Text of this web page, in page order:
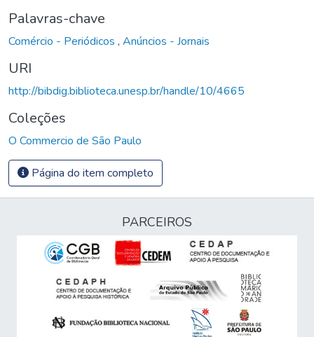
Palavras-chave
Comércio - Periódicos , Anúncios - Jornais
URI
http://bibdig.biblioteca.unesp.br/handle/10/4665
Coleções
O Commercio de São Paulo
Página do item completo
PARCEIROS